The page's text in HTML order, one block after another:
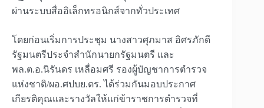
ผ่านระบบสื่ออิเล็กทรอนิกส์จากทั่วประเทศ
โดยก่อนเริ่มการประชุม นางสาวศุภมาส อิศรภักดี
รัฐมนตรีประจำสำนักนายกรัฐมนตรี และ
พล.ต.อ.นิรันดร เหลื่อมศรี รองผู้บัญชาการตำรวจ
แห่งชาติ/ผอ.ศปบย.ตร. ได้ร่วมกันมอบประกาศ
เกียรติคุณและรางวัลให้แก่ข้าราชการตำรวจที่